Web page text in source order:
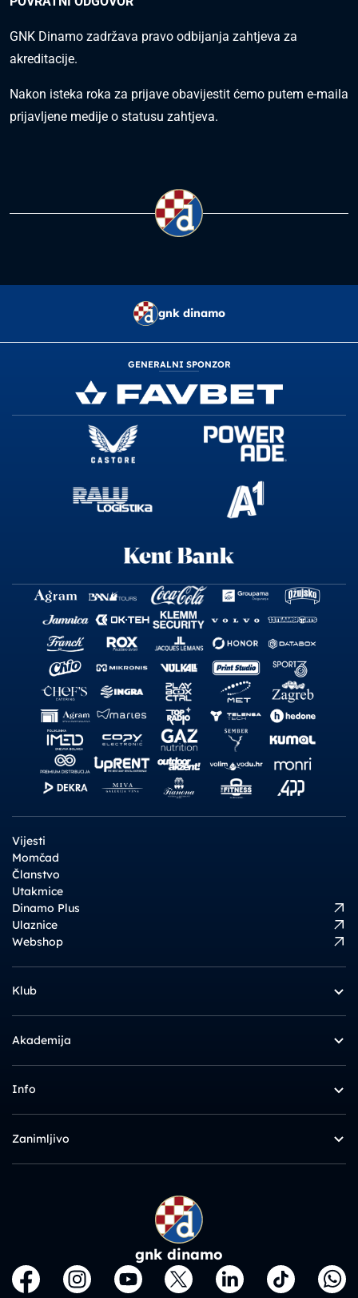
GNK Dinamo zadržava pravo odbijanja zahtjeva za
akreditacije.
Nakon isteka roka za prijave obavijestit ćemo putem e-maila
prijavljene medije o statusu zahtjeva.
gnk dinamo
GENERALNI SPONZOR
Vijesti
Momčad
Članstvo
Utakmice
Dinamo Plus
Ulaznice
Webshop
Klub
Akademija
Info
Zanimljivo
gnk dinamo